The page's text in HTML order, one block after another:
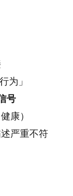
为」
号
康）
严重不符